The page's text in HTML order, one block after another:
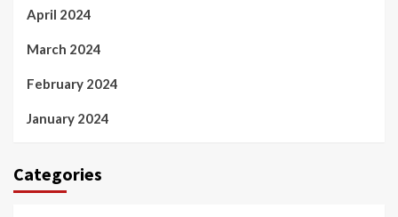
April 2024
March 2024
February 2024
January 2024
Categories